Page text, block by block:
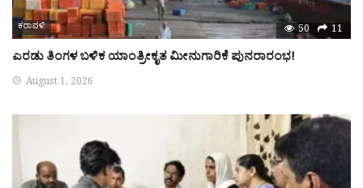
ಕರಾವಳಿ 50 11
ಎರಡು ತಿಂಗಳ ಬಳಿಕ ಯಾಂತ್ರೀಕೃತ ಮೀನುಗಾರಿಕೆ ಪುನರಾರಂಭ!
August 1, 2026